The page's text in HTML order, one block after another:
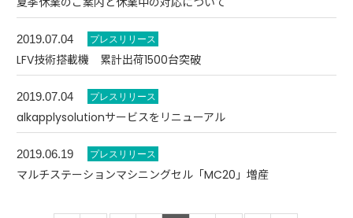
2019.07.04
LFV技術搭載機 累計出荷1500台突破
2019.07.04
alkapplysolutionサービスをリニューアル
2019.06.19
マルチステーションマシニングセル「MC20」増産